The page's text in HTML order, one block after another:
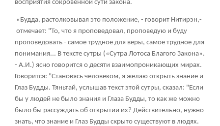
восприятия сокровенной сути закона.
«Будда, растолковывая это положение, - говорит Нитирэн,-
отмечает: "То, что я проповедовал, проповедую и буду
проповедовать - самое трудное для веры, самое трудное для
понимания... В тексте сутры («Сутра Лотоса Благого Закона».
- А.И.) ясно говорится о десяти взаимопроникающих мирах.
Говорится: "Становясь человеком, я желаю открыть знание и
Глаз Будды. Тяньтай, услышав текст этой сутры, сказал: "Если
бы у людей не было знания и Глаза Будды, то как же можно
было бы рассуждать об открытии их? Действительно, нужно
знать, что знание и Глаз Будды скрыто существуют в людях.